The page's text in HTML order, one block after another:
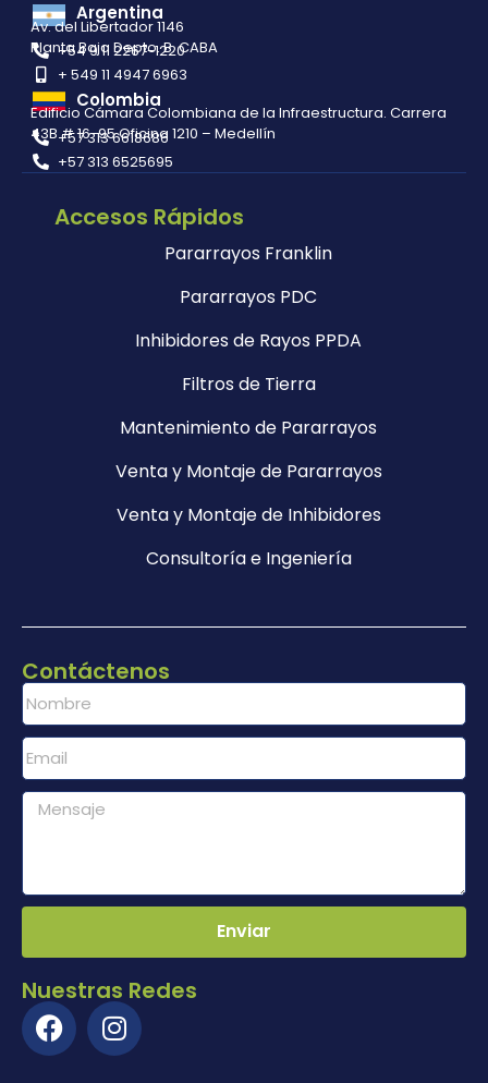
Argentina
Av. del Libertador 1146
Planta Baja Depto. B. CABA
+54 9 11 2267-1220
+ 549 11 4947 6963
Colombia
Edificio Cámara Colombiana de la Infraestructura. Carrera
43B # 16-95 Oficina 1210 – Medellín
+57 313 6618686
+57 313 6525695
Accesos Rápidos
Pararrayos Franklin
Pararrayos PDC
Inhibidores de Rayos PPDA
Filtros de Tierra
Mantenimiento de Pararrayos
Venta y Montaje de Pararrayos
Venta y Montaje de Inhibidores
Consultoría e Ingeniería
Contáctenos
Enviar
Nuestras Redes